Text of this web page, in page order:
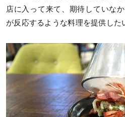
店に入って来て、期待していな
が反応するような料理を提供した